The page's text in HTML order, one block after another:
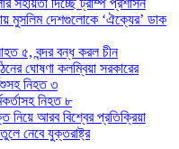
সহায়তা দিচ্ছে ট্রাম্প প্রশাসন
মুসলিম দেশগুলোকে ‘ঐক্যের’ ডাক
৫, বন্দর বন্ধ করল চীন
ঘোষণা কলম্বিয়া সরকারের
নিহত ৩
নিহত ৮
নিয়ে আরব বিশ্বের প্রতিক্রিয়া
নেবে যুক্তরাষ্ট্র